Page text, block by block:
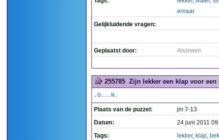
ernaar
Gelijkluidende vragen:
Geplaatst door: Anoniem
255785 Zijn lekker een klap voor een
.O...N.
Plaats van de puzzel:
jm 7-13
Datum:
24 juni 2011
Tags:
lekker, klap,